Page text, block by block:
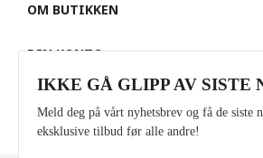
OM BUTIKKEN
DIN KONTO
IKKE GÅ GLIPP AV SISTE
Meld deg på vårt nyhetsbrev og få de siste
eksklusive tilbud før alle andre!